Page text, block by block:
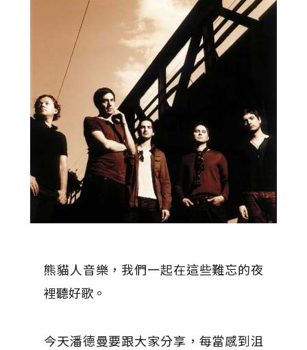
熊貓人音樂，我們一起在這些難忘的夜
裡聽好歌。
今天潘德曼要跟大家分享，每當感到沮